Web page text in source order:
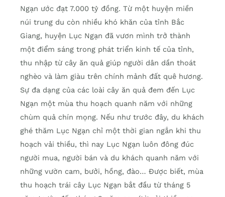
Ngạn ước đạt 7.000 tỷ đồng. Từ một huyện miền
núi trung du còn nhiều khó khăn của tỉnh Bắc
Giang, huyện Lục Ngạn đã vươn mình trở thành
một điểm sáng trong phát triển kinh tế của tỉnh,
thu nhập từ cây ăn quả giúp người dân dần thoát
nghèo và làm giàu trên chính mảnh đất quê hương.
Sự đa dạng của các loài cây ăn quả đem đến Lục
Ngạn một mùa thu hoạch quanh năm với những
chùm quả chín mọng. Nếu như trước đây, du khách
ghé thăm Lục Ngạn chỉ một thời gian ngắn khi thu
hoạch vải thiều, thì nay Lục Ngạn luôn đông đúc
người mua, người bán và du khách quanh năm với
những vườn cam, bưởi, hồng, đào… Được biết, mùa
thu hoạch trái cây Lục Ngạn bắt đầu từ tháng 5